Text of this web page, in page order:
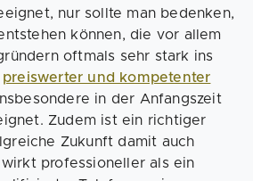
nur sollte man bedenken,
können, die vor allem
oftmals sehr stark ins
preiswerter und kompetenter
in der Anfangszeit
Zudem ist ein richtiger
Zukunft damit auch
professioneller als ein